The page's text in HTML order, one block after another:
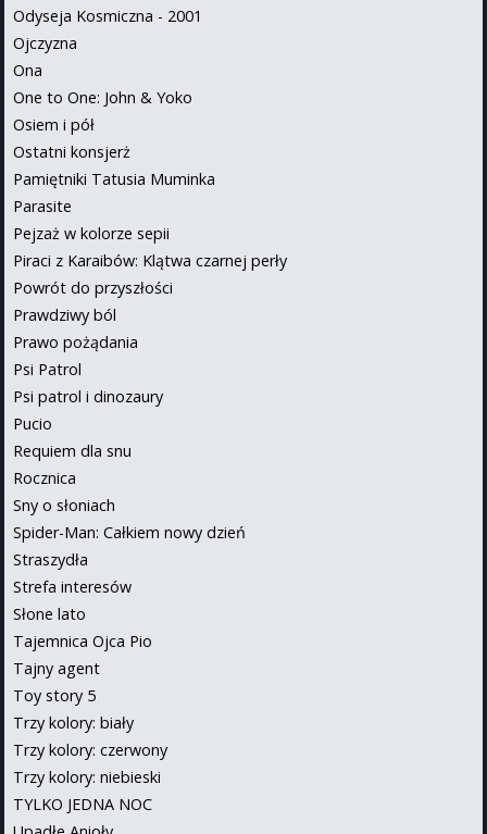
Odyseja Kosmiczna - 2001
Ojczyzna
Ona
One to One: John & Yoko
Osiem i pół
Ostatni konsjerż
Pamiętniki Tatusia Muminka
Parasite
Pejzaż w kolorze sepii
Piraci z Karaibów: Klątwa czarnej perły
Powrót do przyszłości
Prawdziwy ból
Prawo pożądania
Psi Patrol
Psi patrol i dinozaury
Pucio
Requiem dla snu
Rocznica
Sny o słoniach
Spider-Man: Całkiem nowy dzień
Straszydła
Strefa interesów
Słone lato
Tajemnica Ojca Pio
Tajny agent
Toy story 5
Trzy kolory: biały
Trzy kolory: czerwony
Trzy kolory: niebieski
TYLKO JEDNA NOC